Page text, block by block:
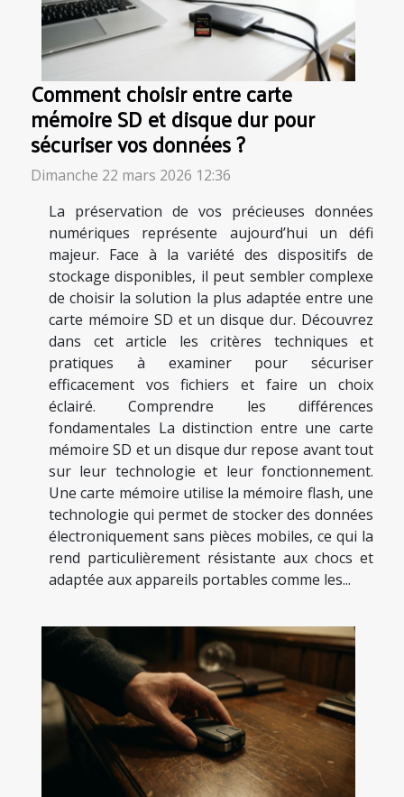
Comment choisir entre carte
mémoire SD et disque dur pour
sécuriser vos données ?
Dimanche 22 mars 2026 12:36
La préservation de vos précieuses données
numériques représente aujourd’hui un défi
majeur. Face à la variété des dispositifs de
stockage disponibles, il peut sembler complexe
de choisir la solution la plus adaptée entre une
carte mémoire SD et un disque dur. Découvrez
dans cet article les critères techniques et
pratiques à examiner pour sécuriser
efficacement vos fichiers et faire un choix
éclairé. Comprendre les différences
fondamentales La distinction entre une carte
mémoire SD et un disque dur repose avant tout
sur leur technologie et leur fonctionnement.
Une carte mémoire utilise la mémoire flash, une
technologie qui permet de stocker des données
électroniquement sans pièces mobiles, ce qui la
rend particulièrement résistante aux chocs et
adaptée aux appareils portables comme les...